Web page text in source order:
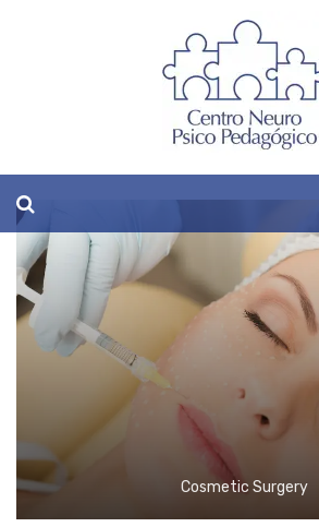
Case Studies
Case Studies
Cosmetic Surgery